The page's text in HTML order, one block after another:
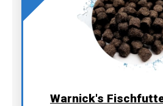
Warnick's